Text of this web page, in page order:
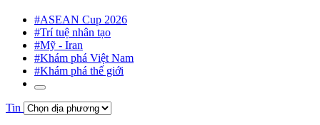
#ASEAN Cup 2026
#Trí tuệ nhân tạo
#Mỹ - Iran
#Khám phá Việt Nam
#Khám phá thế giới
Tin